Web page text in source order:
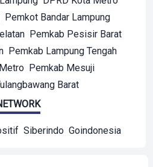
Pemkot Bandar Lampung
Pemkab Pesisir Barat
Pemkab Lampung Tengah
Pemkab Mesuji
Barat
Siberindo Goindonesia